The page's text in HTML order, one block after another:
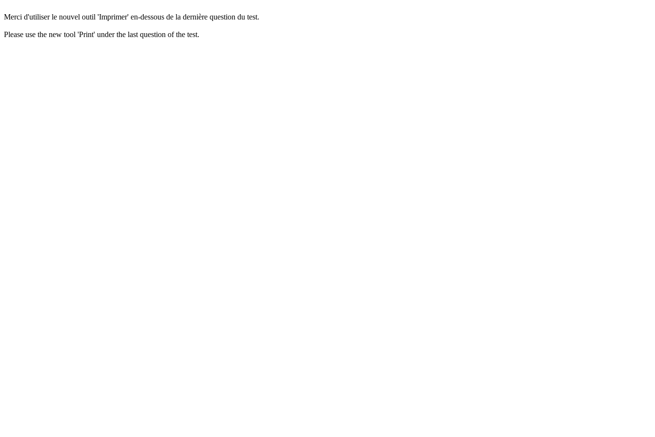
Merci d'utiliser le nouvel outil 'Imprimer' en-dessous de la dernière question du test.
Please use the new tool 'Print' under the last question of the test.